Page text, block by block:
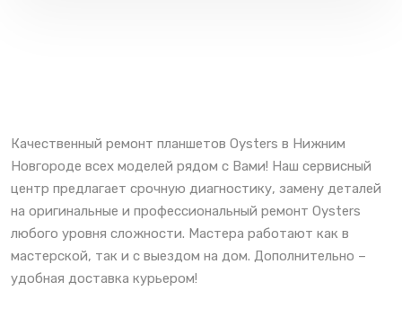
Качественный ремонт планшетов Oysters в Нижним
Новгороде всех моделей рядом с Вами! Наш сервисный
центр предлагает срочную диагностику, замену деталей
на оригинальные и профессиональный ремонт Oysters
любого уровня сложности. Мастера работают как в
мастерской, так и с выездом на дом. Дополнительно –
удобная доставка курьером!